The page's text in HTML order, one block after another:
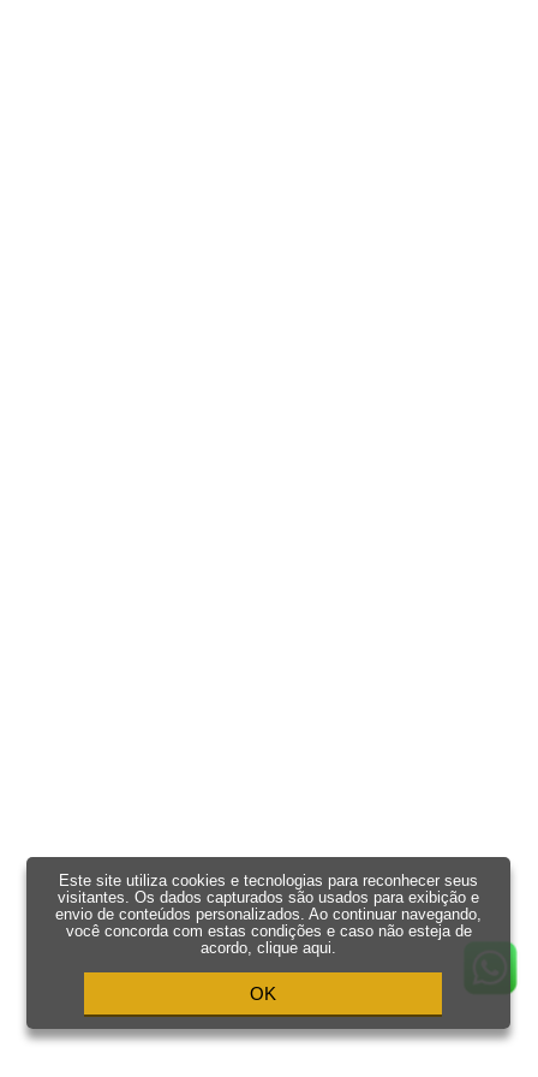
Este site utiliza cookies e tecnologias para reconhecer seus
visitantes. Os dados capturados são usados para exibição e
envio de conteúdos personalizados. Ao continuar navegando,
você concorda com estas condições e caso não esteja de
acordo,clique aqui.
OK